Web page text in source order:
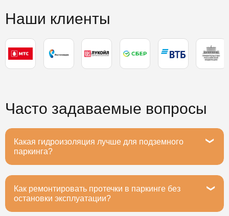
Наши клиенты
Часто задаваемые вопросы
Какая гидроизоляция лучше для подземного
паркинга?
Рекомендуем полимочевину или ПВХ-мембраны -
они выдерживают вибрацию от машин, устойчивы к
маслам и реагентам. Срок службы 20+ лет при
Как ремонтировать протечки в паркинге без
остановки эксплуатации?